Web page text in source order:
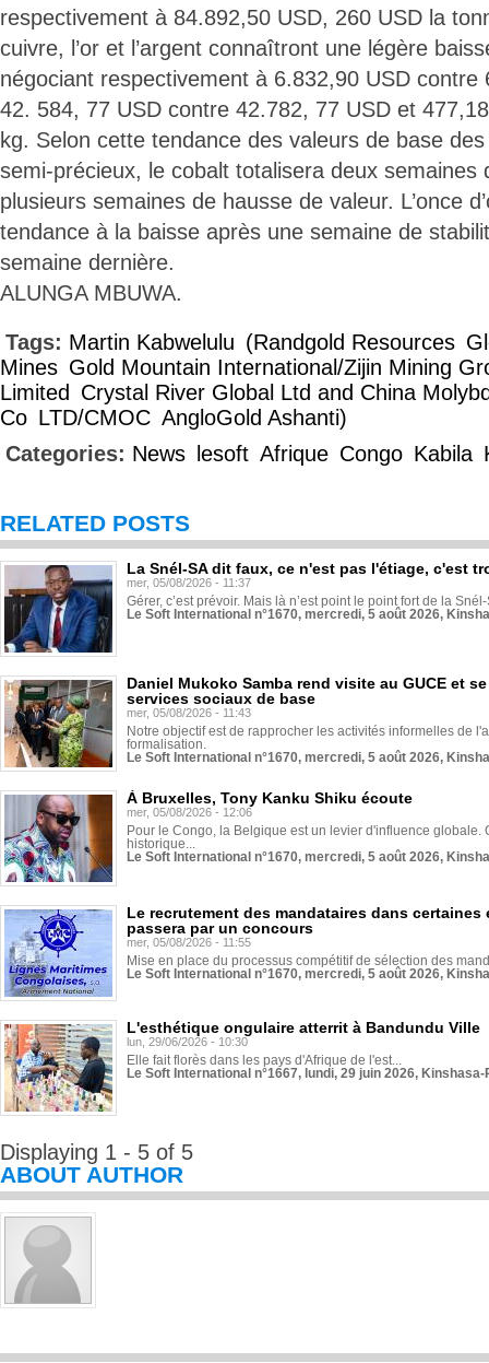
respectivement à 84.892,50 USD, 260 USD la
cuivre, l’or et l’argent connaîtront une légère
négociant respectivement à 6.832,90 USD contre
42. 584, 77 USD contre 42.782, 77 USD et
kg. Selon cette tendance des valeurs de base
semi-précieux, le cobalt totalisera deux semaines
plusieurs semaines de hausse de valeur. L’once
tendance à la baisse après une semaine de
semaine dernière.
ALUNGA MBUWA.
Tags: Martin Kabwelulu (Randgold Resources
Mines Gold Mountain International/Zijin Mining
Limited
Crystal River Global Ltd and China
Co LTD/CMOC AngloGold Ashanti)
Categories: News lesoft Afrique Congo Kabila
RELATED POSTS
La Snél-SA dit faux, ce n'est pas l'étiage, c'est
mer, 05/08/2026 - 11:37
Gérer, c’est prévoir. Mais là n’est point le point fort de la
Le Soft International n°1670, mercredi, 5 août 2026,
Daniel Mukoko Samba rend visite au GUCE et
services sociaux de base
mer, 05/08/2026 - 11:43
Notre objectif est de rapprocher les activités informelles de
formalisation.
Le Soft International n°1670, mercredi, 5 août 2026,
À Bruxelles, Tony Kanku Shiku écoute
mer, 05/08/2026 - 12:06
Pour le Congo, la Belgique est un levier d'influence globale.
historique...
Le Soft International n°1670, mercredi, 5 août 2026,
Le recrutement des mandataires dans
passera par un concours
mer, 05/08/2026 - 11:55
Mise en place du processus compétitif de sélection des
Le Soft International n°1670, mercredi, 5 août 2026,
L'esthétique ongulaire atterrit à Bandundu Ville
lun, 29/06/2026 - 10:30
Elle fait florès dans les pays d'Afrique de l'est...
Le Soft International n°1667, lundi, 29 juin 2026,
Displaying 1 - 5 of 5
ABOUT AUTHOR